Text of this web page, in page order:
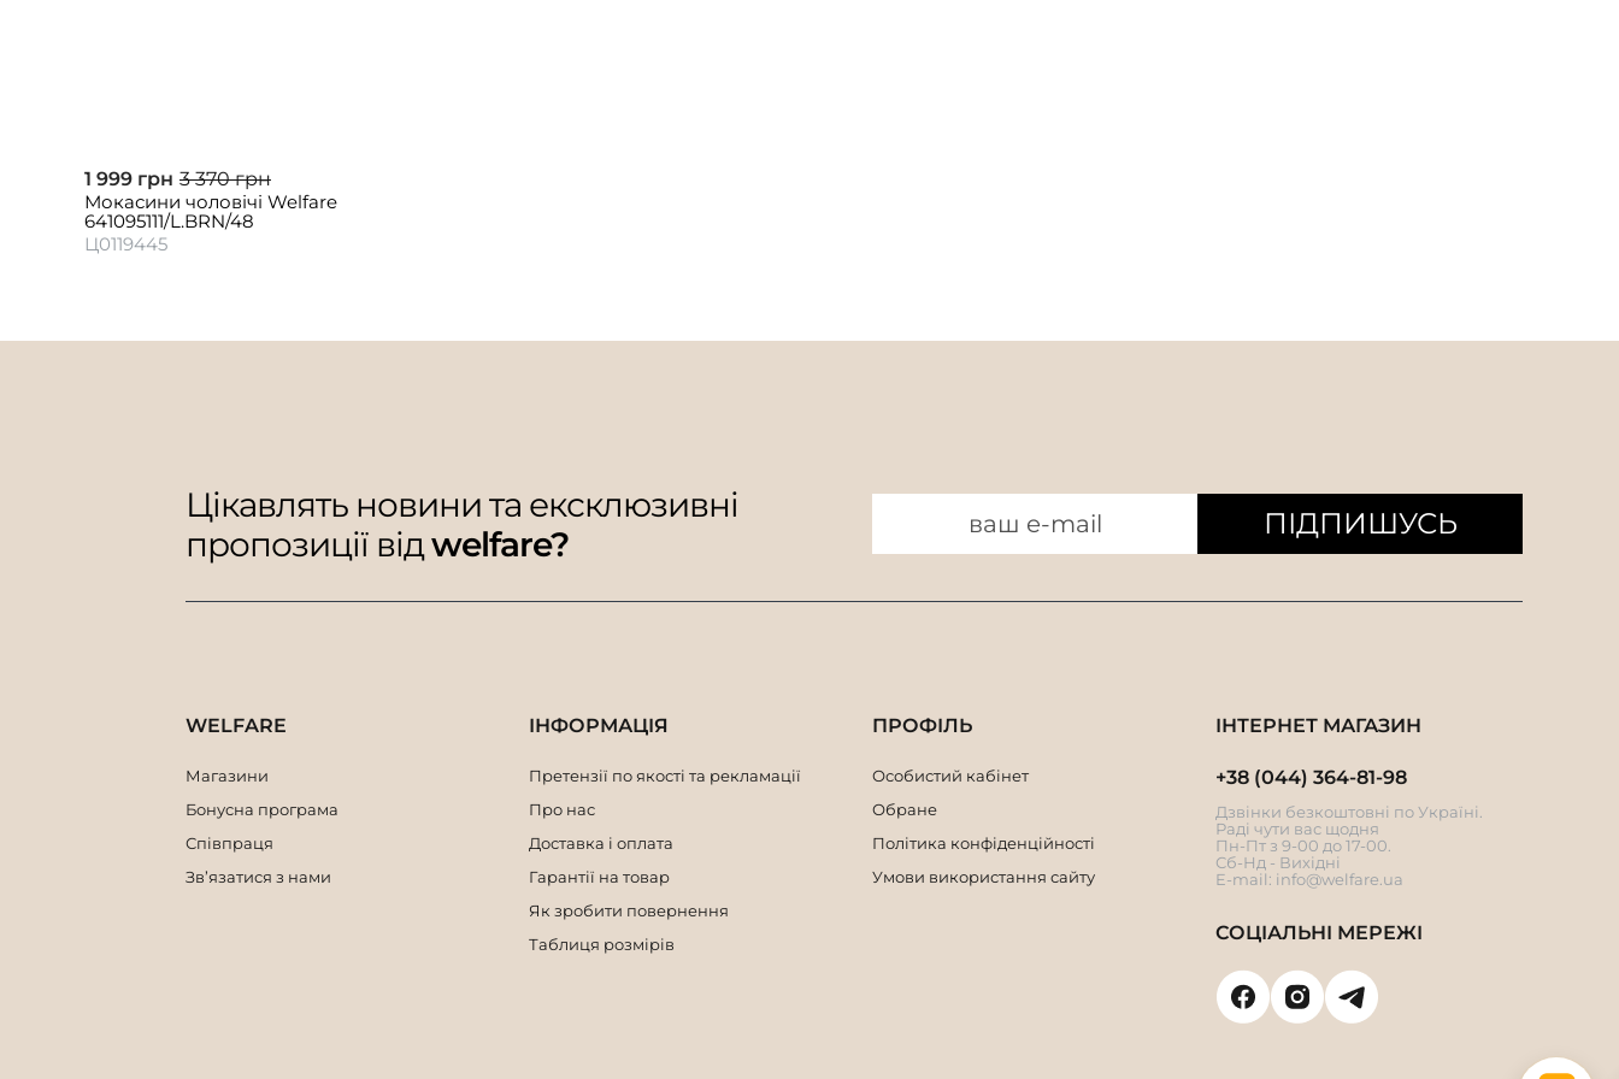
1 999 грн 3 370 грн
Мокасини чоловічі Welfare
641095111/L.BRN/48
Ц0119445
Цікавлять новини та ексклюзивні
пропозиції відwelfare?
ПІДПИШУСЬ
WELFARE
Магазини
Бонусна програма
Співпраця
Зв’язатися з нами
ІНФОРМАЦІЯ
Претензії по якості та рекламації
Про нас
Доставка і оплата
Гарантії на товар
Як зробити повернення
Таблиця розмірів
ПРОФІЛЬ
Особистий кабінет
Обране
Політика конфіденційності
Умови використання сайту
ІНТЕРНЕТ МАГАЗИН
+38 (044) 364-81-98
Дзвінки безкоштовні по Україні.
Раді чути вас щодня
Пн-Пт з 9-00 до 17-00.
Сб-Нд - Вихідні
E-mail: info@welfare.ua
СОЦІАЛЬНІ МЕРЕЖІ